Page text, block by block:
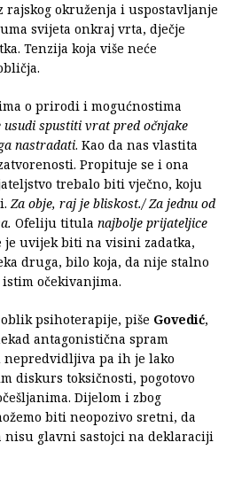
okruženja i uspostavljanje
svijeta onkraj vrta, dječje
Tenzija koja više neće
o prirodi i mogućnostima
spustiti vrat pred očnjake
nastradati. Kao da nas vlastita
Propituje se i ona
trebalo biti vječno, koju
Za obje, raj je bliskost./ Za jednu od
Ofeliju titula najbolje prijateljice
je uvijek biti na visini zadatka,
druga, bilo koja, da nije stalno
očekivanjima.
psihoterapije, piše Govedić,
antagonistična spram
nepredvidljiva pa ih je lako
diskurs toksičnosti, pogotovo
Dijelom i zbog
biti neopozivo sretni, da
glavni sastojci na deklaraciji